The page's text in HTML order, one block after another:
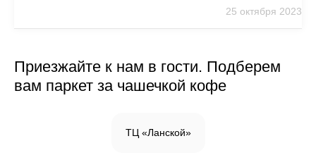
25 октября 2023
Приезжайте к нам в гости. Подберем
вам паркет за чашечкой кофе
ТЦ «Ланской»